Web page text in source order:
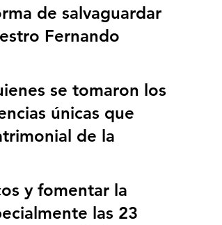
de salvaguardar
Fernando
se tomaron los
únicas que
de la
y fomentar la
las 23